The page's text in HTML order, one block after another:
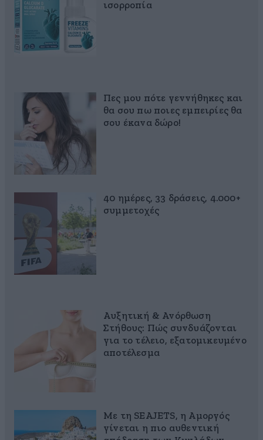
ισορροπία
Πες μου πότε γεννήθηκες και
θα σου πω ποιες εμπειρίες θα
σου έκανα δώρο!
40 ημέρες, 33 δράσεις, 4.000+
συμμετοχές
Αυξητική & Ανόρθωση
Στήθους: Πώς συνδυάζονται
για το τέλειο, εξατομικευμένο
αποτέλεσμα
Με τη SEAJETS, η Αμοργός
γίνεται η πιο αυθεντική